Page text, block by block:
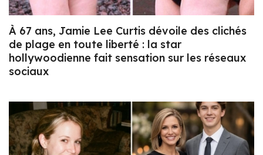
À 67 ans, Jamie Lee Curtis dévoile des clichés
de plage en toute liberté : la star
hollywoodienne fait sensation sur les réseaux
sociaux